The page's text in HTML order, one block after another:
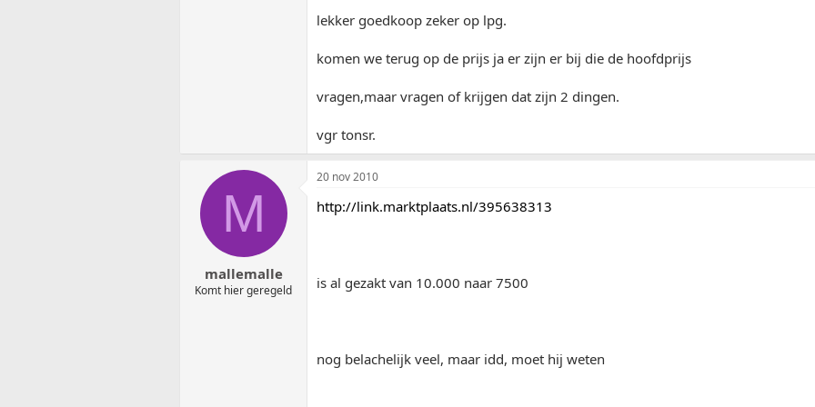
lekker goedkoop zeker op lpg.
komen we terug op de prijs ja er zijn er bij die de hoofdprijs
vragen,maar vragen of krijgen dat zijn 2 dingen.
vgr tonsr.
M
mallemalle
Komt hier geregeld
20 nov 2010
http://link.marktplaats.nl/395638313
is al gezakt van 10.000 naar 7500
nog belachelijk veel, maar idd, moet hij weten